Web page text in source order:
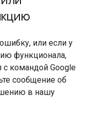
или если у
функционала,
командой Google
сообщение об
в нашу